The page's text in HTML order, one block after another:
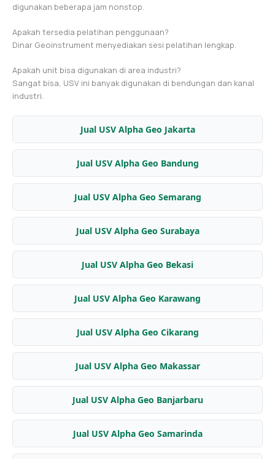
digunakan beberapa jam nonstop.
Apakah tersedia pelatihan penggunaan?
Dinar Geoinstrument menyediakan sesi pelatihan lengkap.
Apakah unit bisa digunakan di area industri?
Sangat bisa, USV ini banyak digunakan di bendungan dan kanal
industri.
Jual USV Alpha Geo Jakarta
Jual USV Alpha Geo Bandung
Jual USV Alpha Geo Semarang
Jual USV Alpha Geo Surabaya
Jual USV Alpha Geo Bekasi
Jual USV Alpha Geo Karawang
Jual USV Alpha Geo Cikarang
Jual USV Alpha Geo Makassar
Jual USV Alpha Geo Banjarbaru
Jual USV Alpha Geo Samarinda